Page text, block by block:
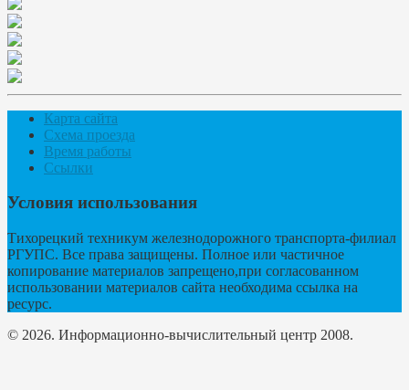
Карта сайта
Схема проезда
Время работы
Ссылки
Условия использования
Тихорецкий техникум железнодорожного транспорта-филиал
РГУПС. Все права защищены. Полное или частичное
копирование материалов запрещено,при согласованном
использовании материалов сайта необходима ссылка на
ресурс.
© 2026. Информационно-вычислительный центр 2008.